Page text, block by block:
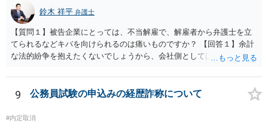
鈴木 祥平 弁護士
【質問１】被告企業にとっては、不当解雇で、解雇者から弁護士を立
てられるなどキバを向けられるのは痛いものですか？ 【回答１】余計
な法的紛争を抱えたくないでしょうから、会社側としては面倒だと思
て争ってくることになると思います。 【質問２】今、解雇した社員よ
り労働審判を仕掛けられておりますが、社長が顧問弁護士の悪知恵
で、労働審判を無視して欠席しております。 どういう意図があります
か？ 【回答２】相手方が全く連絡することなく労働審判期日を欠席し
9 公務員試験の申込みの経歴詐称について
#内定取消